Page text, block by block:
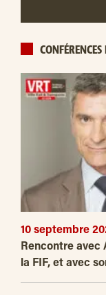
CONFÉRENCES
10 septembre
Rencontre avec
la FIF, et avec